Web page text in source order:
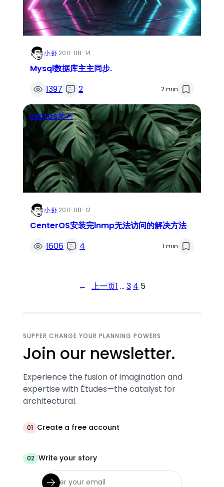
小 虾·2011-08-14
Mysql数据库主主同步.
1397
2 2 min
centos学习
小 虾·2011-08-12
CenterOS安装完lnmp无法访问的解决方法
1606
4 1 min
← 上一页1 … 3 4 5
SUPPER CHANGE YOUR PLANNING POWERS
Join our newsletter.
Experience the fusion of imagination and
expertise with Études—the catalyst for
architectural.
01 Create a free account
02 Write your story